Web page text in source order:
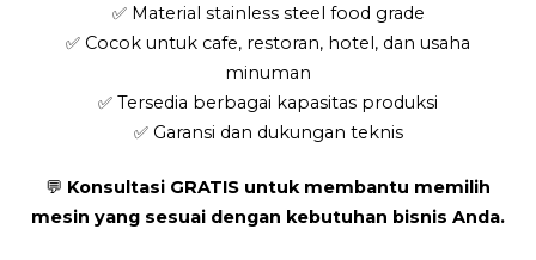
✅ Material stainless steel food grade
✅ Cocok untuk cafe, restoran, hotel, dan usaha
minuman
✅ Tersedia berbagai kapasitas produksi
✅ Garansi dan dukungan teknis
💬 Konsultasi GRATIS untuk membantu memilih
mesin yang sesuai dengan kebutuhan bisnis Anda.